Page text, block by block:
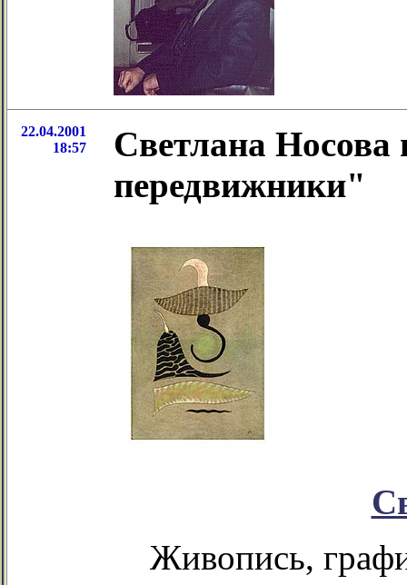
22.04.2001
18:57
Светлана
передвижники"
Живопись,